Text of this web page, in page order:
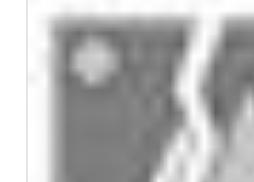
兴趣群体
西南联大校友会
捐赠方法
义工计划
我要订阅
新媒体平台
清华故事
青春风采
终身学习
信息化服务
总会简介